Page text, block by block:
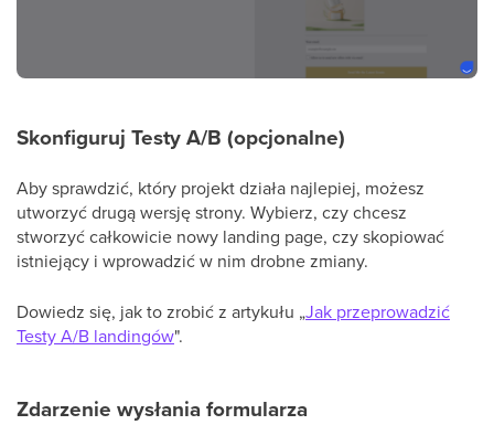
Skonfiguruj Testy A/B (opcjonalne)
Aby sprawdzić, który projekt działa najlepiej, możesz
utworzyć drugą wersję strony. Wybierz, czy chcesz
stworzyć całkowicie nowy landing page, czy skopiować
istniejący i wprowadzić w nim drobne zmiany.
Dowiedz się, jak to zrobić z artykułu „Jak przeprowadzić
Testy A/B landingów".
Zdarzenie wysłania formularza